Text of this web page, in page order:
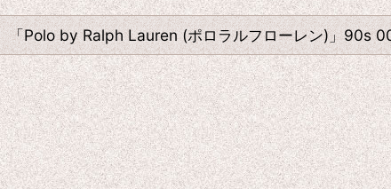
「Polo by Ralph Lauren (ポロラルフローレン)」90s